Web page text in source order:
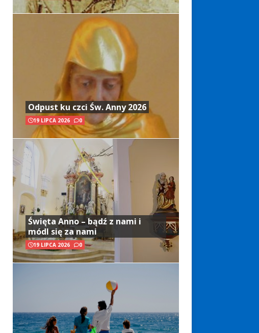
Odpust ku czci Św. Anny 2026
19 LIPCA 2026 0
Święta Anno – bądź z nami i
módl się za nami
19 LIPCA 2026 0